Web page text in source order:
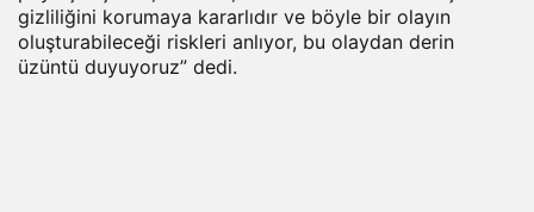
gizliliğini korumaya kararlıdır ve böyle bir olayın
oluşturabileceği riskleri anlıyor, bu olaydan derin
üzüntü duyuyoruz” dedi.